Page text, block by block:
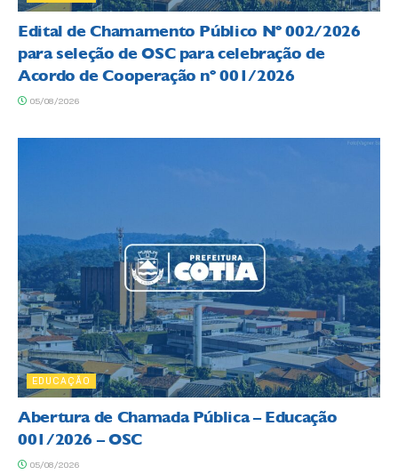
Edital de Chamamento Público Nº 002/2026
para seleção de OSC para celebração de
Acordo de Cooperação nº 001/2026
05/08/2026
EDUCAÇÃO
Abertura de Chamada Pública – Educação
001/2026 – OSC
05/08/2026